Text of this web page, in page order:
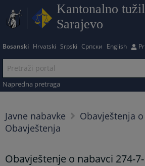
Kantonalno
Sarajevo
Bosanski Hrvatski Srpski Српски English
Napredna pretraga
Javne nabavke
Obavještenja
Obavještenja
Obavještenje o nabavci 274-